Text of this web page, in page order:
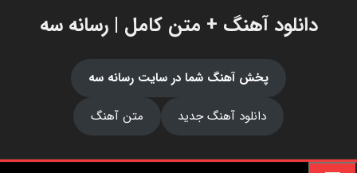
دانلود آهنگ + متن کامل | رسانه سه
پخش آهنگ شما در سایت رسانه سه
دانلود آهنگ جدید
متن آهنگ